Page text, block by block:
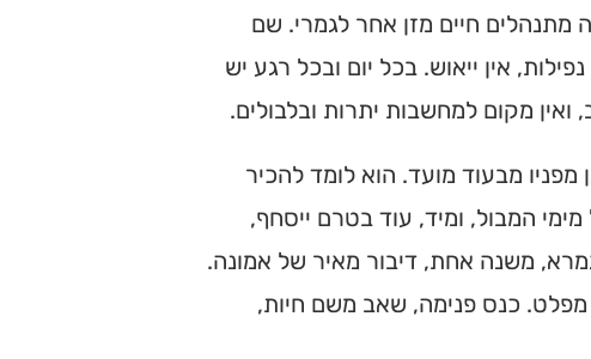
מתנהלים חיים מזן אחר לגמרי. שם
אין ייאוש. בכל יום ובכל רגע יש
מקום למחשבות יתרות ובלבולים.
מבעוד מועד. הוא לומד להכיר
המבול, ומיד, עוד בטרם ייסחף,
משנה אחת, דיבור מאיר של אמונה.
כנס פנימה, שאב משם חיות,